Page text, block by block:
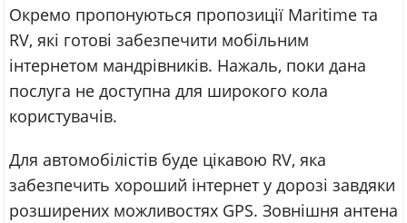
Окремо пропонуються пропозиції Maritime та
RV, які готові забезпечити мобільним
інтернетом мандрівників. Нажаль, поки дана
послуга не доступна для широкого кола
користувачів.
Для автомобілістів буде цікавою RV, яка
забезпечить хороший інтернет у дорозі завдяки
розширених можливостях GPS. Зовнішня антена